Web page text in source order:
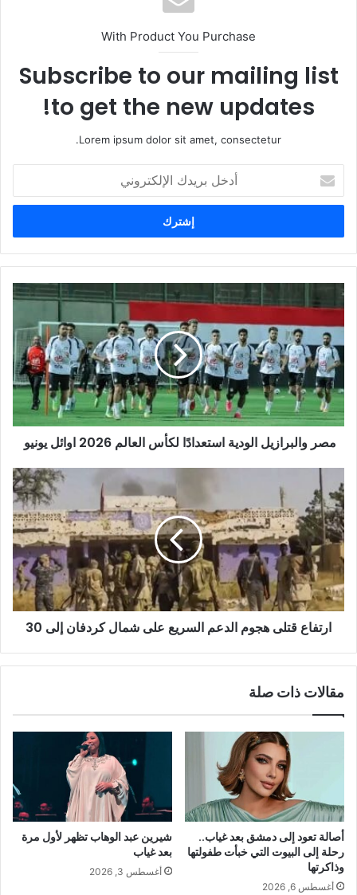
With Product You Purchase
Subscribe to our mailing list
to get the new updates!
Lorem ipsum dolor sit amet, consectetur.
خ
ب
ر
د
ك
ا
ك
ر
مصر والبرازيل الودية استعدادًا لكأس العالم 2026 اوائل يونيو
ارتفاع قتلى هجوم الدعم السريع على شمال كردفان إلى 30
مقالات ذات صلة
أصالة تعود إلى دمشق بعد غياب..
رحلة إلى البيوت التي خبأت طفولتها
وذاكرتها
أغسطس 6, 2026
شيرين عبد الوهاب تظهر لأول مرة
بعد غياب
أغسطس 3, 2026